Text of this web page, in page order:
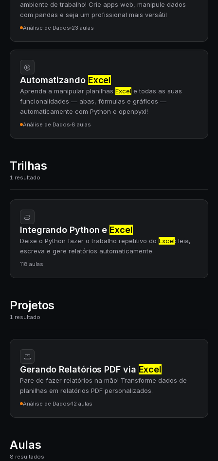
ambiente de trabalho! Crie apps web, manipule dados
com pandas e seja um profissional mais versátil
Análise de Dados 23 aulas
Automatizando Excel
Aprenda a manipular planilhas Excel e todas as suas
funcionalidades — abas, fórmulas e gráficos —
automaticamente com Python e openpyxl!
Análise de Dados 8 aulas
Trilhas
1 resultado
Integrando Python e Excel
Deixe o Python fazer o trabalho repetitivo do Excel: leia,
escreva e gere relatórios automaticamente.
118 aulas
Projetos
1 resultado
Gerando Relatórios PDF via Excel
Pare de fazer relatórios na mão! Transforme dados de
planilhas em relatórios PDF personalizados.
Análise de Dados 12 aulas
Aulas
8 resultados